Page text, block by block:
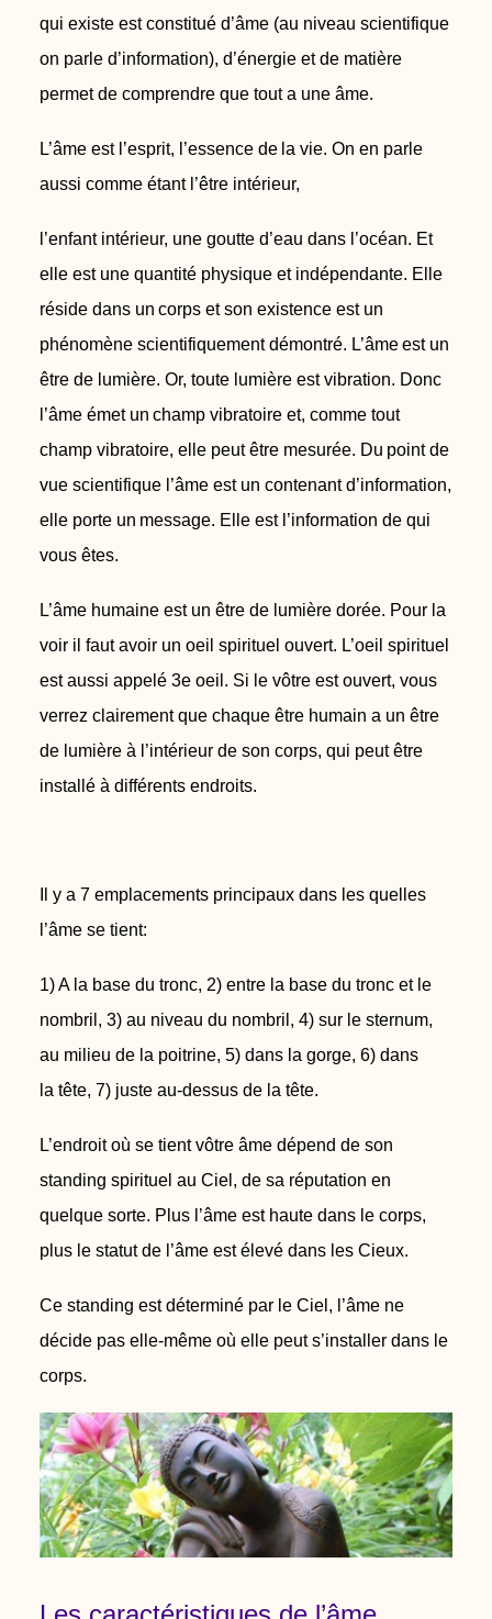
qui existe est constitué d’âme (au niveau scientifique
on parle d’information), d’énergie et de matière
permet de comprendre que tout a une âme.
L’âme est l’esprit, l’essence de la vie. On en parle
aussi comme étant l’être intérieur,
l’enfant intérieur, une goutte d’eau dans l’océan. Et
elle est une quantité physique et indépendante. Elle
réside dans un corps et son existence est un
phénomène scientifiquement démontré. L’âmeest un
être de lumière. Or, toute lumière est vibration. Donc
l’âme émet un champ vibratoire et, comme tout
champ vibratoire, elle peut être mesurée. Du point de
vue scientifique l’âme est un contenant d’information,
elle porte un message. Elle est l’information de qui
vous êtes.
L’âme humaine est un être de lumière dorée. Pour la
voir il faut avoir un oeil spirituel ouvert. L’oeil spirituel
est aussi appelé 3e oeil. Si le vôtre est ouvert, vous
verrez clairement que chaque être humain a un être
de lumière à l’intérieur de son corps, qui peut être
installé à différents endroits.
Il y a 7 emplacements principaux dans les quelles
l’âme se tient:
1) A la base du tronc, 2) entre la base du tronc et le
nombril, 3) au niveau du nombril, 4) sur le sternum,
au milieu de la poitrine, 5) dans la gorge, 6) dans
la tête, 7) juste au-dessus de la tête.
L’endroit où se tient vôtre âme dépend de son
standing spirituel au Ciel, de sa réputation en
quelque sorte. Plus l’âme est haute dans le corps,
plus le statutde l’âme est élevé dans les Cieux.
Ce standing est déterminé par le Ciel, l’âme ne
décide pas elle-même où elle peut s’installer dans le
corps.